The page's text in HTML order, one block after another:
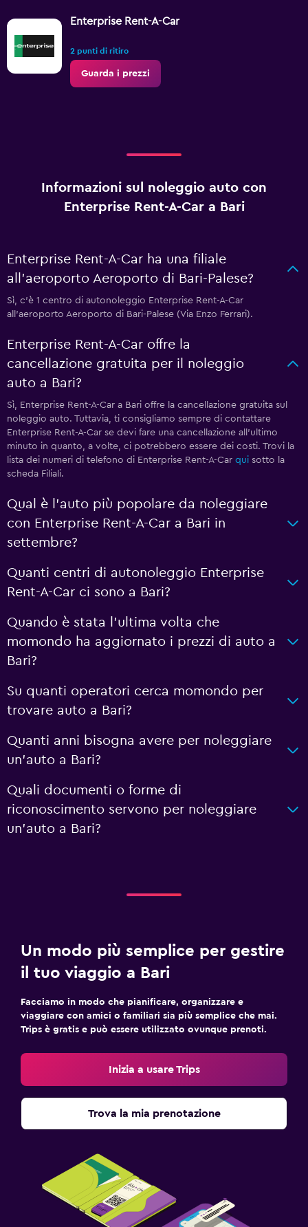
Enterprise Rent-A-Car
2 punti di ritiro
Guarda i prezzi
Informazioni sul noleggio auto con
Enterprise Rent-A-Car a Bari
Enterprise Rent-A-Car ha una filiale
all'aeroporto Aeroporto di Bari-Palese?
Sì, c'è 1 centro di autonoleggio Enterprise Rent-A-Car
all'aeroporto Aeroporto di Bari-Palese (Via Enzo Ferrari).
Enterprise Rent-A-Car offre la
cancellazione gratuita per il noleggio
auto a Bari?
Sì, Enterprise Rent-A-Car a Bari offre la cancellazione gratuita sul
noleggio auto. Tuttavia, ti consigliamo sempre di contattare
Enterprise Rent-A-Car se devi fare una cancellazione all'ultimo
minuto in quanto, a volte, ci potrebbero essere dei costi. Trovi la
lista dei numeri di telefono di Enterprise Rent-A-Car qui sotto la
scheda Filiali.
Qual è l'auto più popolare da noleggiare
con Enterprise Rent-A-Car a Bari in
settembre?
Quanti centri di autonoleggio Enterprise
Rent-A-Car ci sono a Bari?
Quando è stata l'ultima volta che
momondo ha aggiornato i prezzi di auto a
Bari?
Su quanti operatori cerca momondo per
trovare auto a Bari?
Quanti anni bisogna avere per noleggiare
un'auto a Bari?
Quali documenti o forme di
riconoscimento servono per noleggiare
un'auto a Bari?
Un modo più semplice per gestire
il tuo viaggio a Bari
Facciamo in modo che pianificare, organizzare e
viaggiare con amici o familiari sia più semplice che mai.
Trips è gratis e può essere utilizzato ovunque prenoti.
Inizia a usare Trips
Trova la mia prenotazione